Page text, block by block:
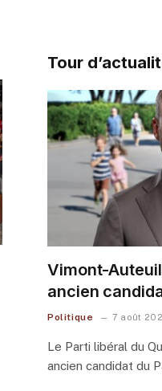
Tour
Vimont-
ancien
Politique 7 août
Le Parti libéral du
ancien candidat du